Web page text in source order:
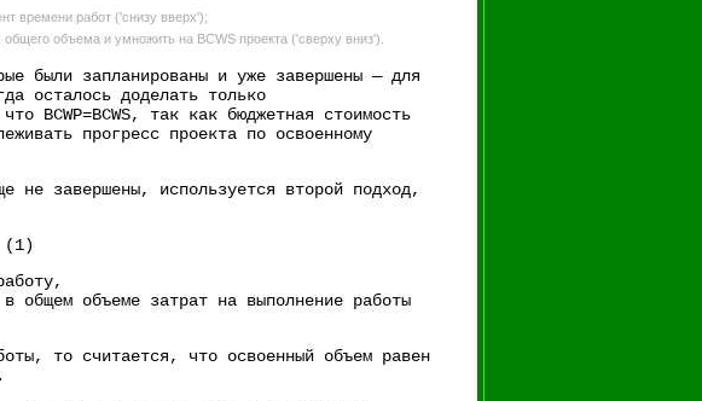
времени работ ('снизу вверх');
объема и умножить на BCWS проекта ('сверху вниз').
были запланированы и уже завершены — для
осталось доделать только
BCWP=BCWS, так как бюджетная стоимость
прогресс проекта по освоенному
не завершены, используется второй подход,
(1)
общем объеме затрат на выполнение работы
то считается, что освоенный объем равен